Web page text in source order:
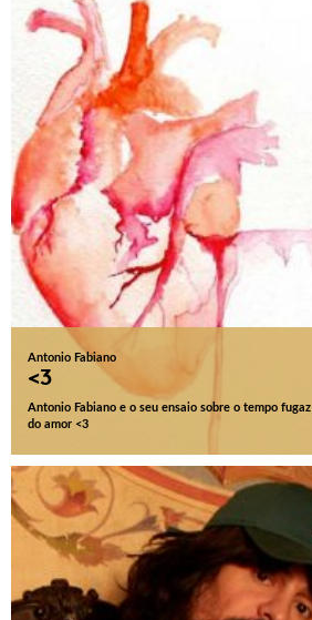
Antonio Fabiano
<3
Antonio Fabiano e o seu ensaio sobre o tempo fugaz
do amor <3